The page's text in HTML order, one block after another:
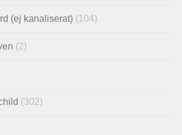
(ej kanaliserat) (104)
(2)
(302)